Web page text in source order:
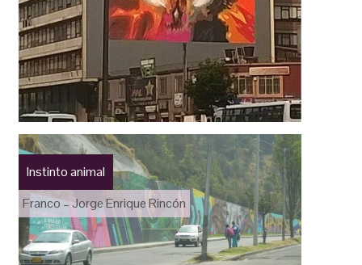
Instinto animal
Franco – Jorge Enrique Rincón